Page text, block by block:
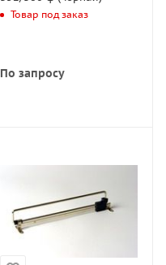
Товар под заказ
По запросу